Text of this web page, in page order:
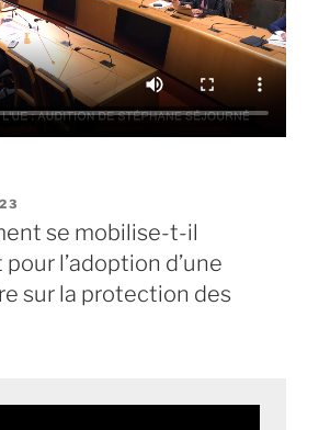
se mobilise-t-il
l’adoption d’une
sur la protection des